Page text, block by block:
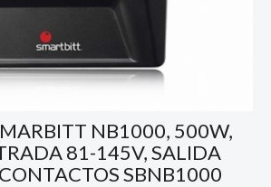
NB1000, 500W,
81-145V, SALIDA
SBNB1000